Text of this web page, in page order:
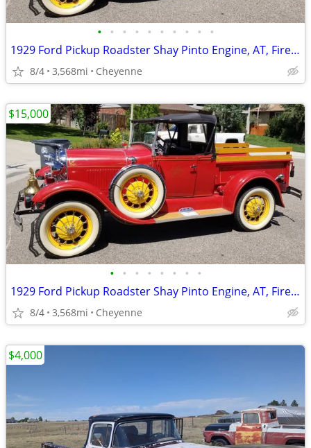
• • • • • • • • • •
1929 Ford Pickup Roadster Shay Pinto Engine, AT, Fireman Motif
8/4 3,568mi Cheyenne
• • • • • • • •
1929 Ford Pickup Roadster Shay Pinto Engine, AT, Fireman Motif
8/4 3,568mi Cheyenne
$15,000
$4,000